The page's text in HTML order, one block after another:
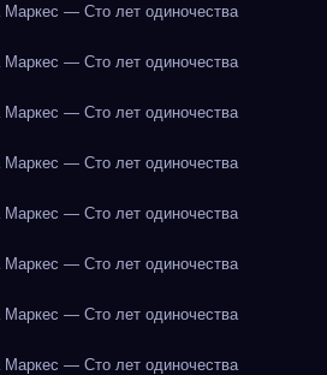
Маркес — Сто лет одиночества
Маркес — Сто лет одиночества
Маркес — Сто лет одиночества
Маркес — Сто лет одиночества
Маркес — Сто лет одиночества
Маркес — Сто лет одиночества
Маркес — Сто лет одиночества
Маркес — Сто лет одиночества